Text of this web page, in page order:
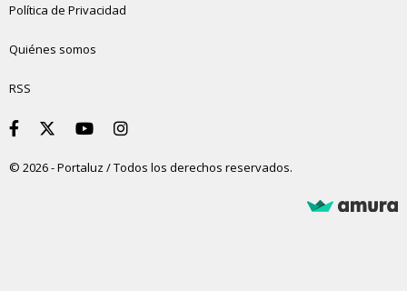
Política de Privacidad
Quiénes somos
RSS
© 2026 - Portaluz / Todos los derechos reservados.